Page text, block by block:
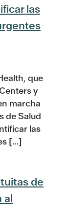
las
que
y
marcha
de Salud
las
[…]
de
al